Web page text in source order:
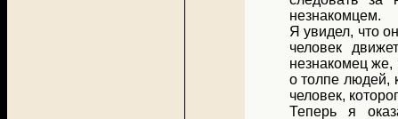
незнакомцем.
Я увидел, что
человек
незнакомец
о толпе людей,
человек,
Теперь я